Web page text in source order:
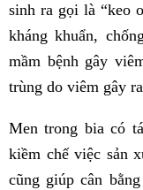
sinh ra gọi là “keo
kháng khuẩn,
mầm bệnh gây
trùng do viêm gây
Men trong bia có
kiềm chế việc sản
cũng giúp cân